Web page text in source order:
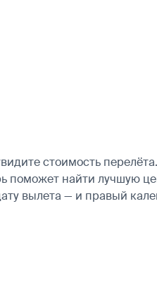
стоимость
поможет найти лучшую
вылета — и правый